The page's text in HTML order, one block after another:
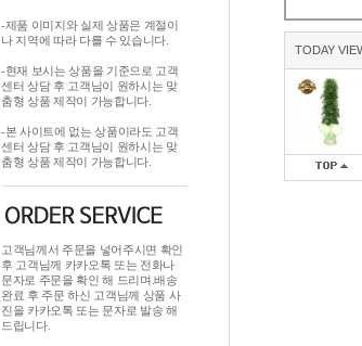
TODAY
-제품 이미지와 실제 상품은 계절이
나 지역에 따라 다를 수 있습니다.
-현재 보시는 상품을 기준으로 고객
센터 상담 후 고객님이 원하시는 맞
춤형 상품 제작이 가능합니다.
-본 사이트에 없는 상품이라도 고객
센터 상담 후 고객님이 원하시는 맞
춤형 상품 제작이 가능합니다.
고객님께서 주문을 넣어주시면 확인
후 고객님께 카카오톡 또는 전화나
문자로 주문을 확인 해 드리며.배송
완료 후 주문 하신 고객님께 상품 사
진을 카카오톡 또는 문자로 발송 해
드립니다.